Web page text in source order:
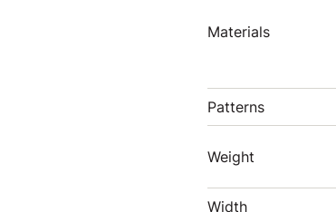
Materials
Patterns
Weight
Width